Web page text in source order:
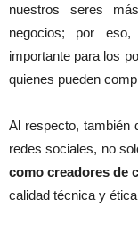
nuestros seres
negocios; por
importante para los
quienes pueden
Al respecto, también
redes sociales, no
como creadores de
calidad técnica y